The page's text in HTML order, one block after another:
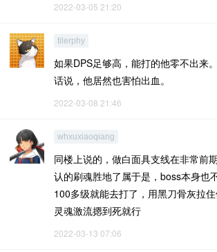
2022-03-05 21:20
tilerphy
如果DPS足够高，能打的他零不出来。
话说，他居然也害怕出血。
2022-03-08 21:46
whxuxiaoqiang
同楼上说的，做白面具支线在非常前
认的刷魂胜地了属于是，boss本身也
100多级就能去打了，用黑刀骨灰拉
灵魂激流摁到死就行
2022-03-13 07:06